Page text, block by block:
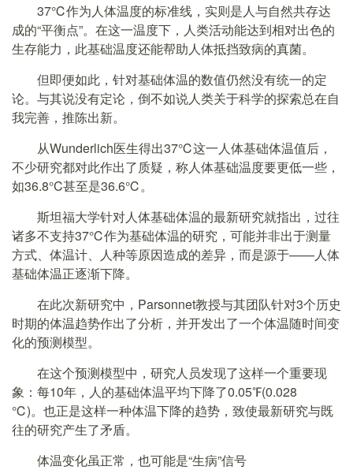
37℃作为人体温度的标准线，实则是人与自然共存达
成的“平衡点”。在这一温度下，人类活动能达到相对出色的
生存能力，此基础温度还能帮助人体抵挡致病的真菌。
但即便如此，针对基础体温的数值仍然没有统一的定
论。与其说没有定论，倒不如说人类关于科学的探索总在自
我完善，推陈出新。
从Wunderlich医生得出37℃这一人体基础体温值后，
不少研究都对此作出了质疑，称人体基础温度要更低一些，
如36.8°C甚至是36.6℃。
斯坦福大学针对人体基础体温的最新研究就指出，过往
诸多不支持37℃作为基础体温的研究，可能并非出于测量
方式、体温计、人种等原因造成的差异，而是源于——人体
基础体温正逐渐下降。
在此次新研究中，Parsonnet教授与其团队针对3个历史
时期的体温趋势作出了分析，并开发出了一个体温随时间变
化的预测模型。
在这个预测模型中，研究人员发现了这样一个重要现
象：每10年，人的基础体温平均下降了0.05℉(0.028
℃)。也正是这样一种体温下降的趋势，致使最新研究与既
往的研究产生了矛盾。
体温变化虽正常，也可能是“生病”信号